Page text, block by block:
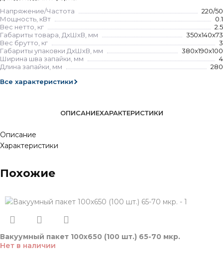
Напряжение/Частота
220/50
Мощность, кВт
0.1
Вес нетто, кг
2.5
Габариты товара, ДхШхВ, мм
350x140x73
Вес брутто, кг
3
Габариты упаковки ДхШхВ, мм
380x190x100
Ширина шва запайки, мм
4
Длина запайки, мм
280
Все характеристики
ОПИСАНИЕХАРАКТЕРИСТИКИ
Описание
Характеристики
Похожие
Вакуумный пакет 100х650 (100 шт.) 65-70 мкр.
Нет в наличии